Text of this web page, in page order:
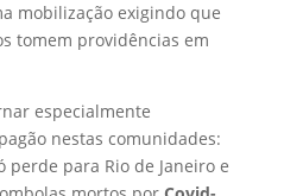
mobilização exigindo que
tomem providências em
especialmente
nestas comunidades:
perde para Rio de Janeiro e